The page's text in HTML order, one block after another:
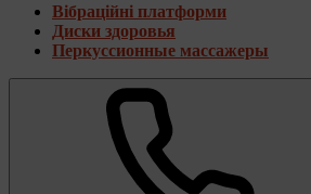
Вібраційні платформи
Диски здоровья
Перкуссионные массажеры